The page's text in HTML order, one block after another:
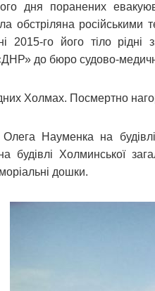
дня поранених
обстріляна російськими
2015-го його тіло рідні
до бюро судово-
Холмах. Посмертно
Науменка на
будівлі Холминської
дошки.